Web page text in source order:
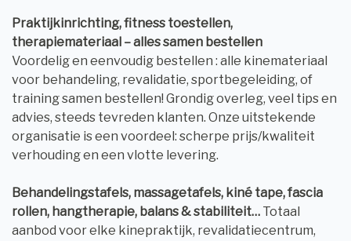
Praktijkinrichting, fitness toestellen,
therapiemateriaal – alles samen bestellen
Voordelig en eenvoudig bestellen : alle kinemateriaal
voor behandeling, revalidatie, sportbegeleiding, of
training samen bestellen! Grondig overleg, veel tips en
advies, steeds tevreden klanten. Onze uitstekende
organisatie is een voordeel: scherpe prijs/kwaliteit
verhouding en een vlotte levering.
Behandelingstafels, massagetafels, kiné tape, fascia
rollen, hangtherapie, balans & stabiliteit… Totaal
aanbod voor elke kinepraktijk, revalidatiecentrum,